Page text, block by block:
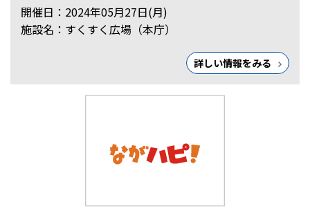
開催日：2024年05月27日(月)
施設名：すくすく広場（本庁）
詳しい情報をみる